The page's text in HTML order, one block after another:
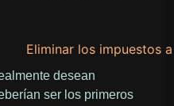
desean
ser los primeros